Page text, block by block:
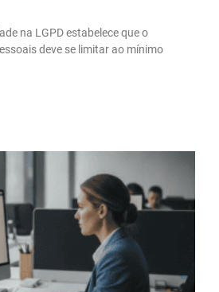
na LGPD estabelece que o
deve se limitar ao mínimo